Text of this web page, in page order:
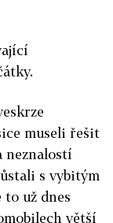
museli řešit
neznalostí
s vybitým
už dnes
větší